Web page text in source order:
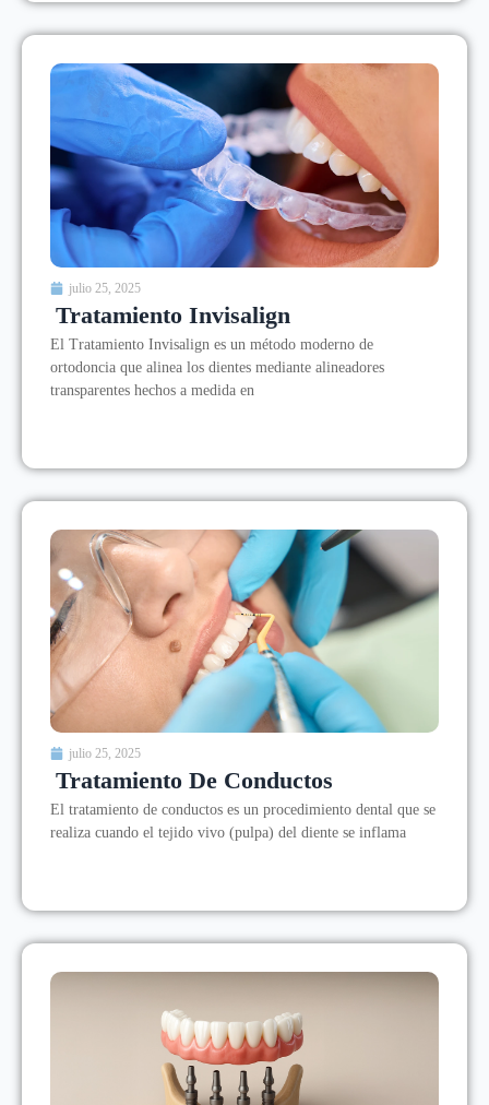
julio 25, 2025
Tratamiento Invisalign
El Tratamiento Invisalign es un método moderno de
ortodoncia que alinea los dientes mediante alineadores
transparentes hechos a medida en
julio 25, 2025
Tratamiento De Conductos
El tratamiento de conductos es un procedimiento dental que se
realiza cuando el tejido vivo (pulpa) del diente se inflama